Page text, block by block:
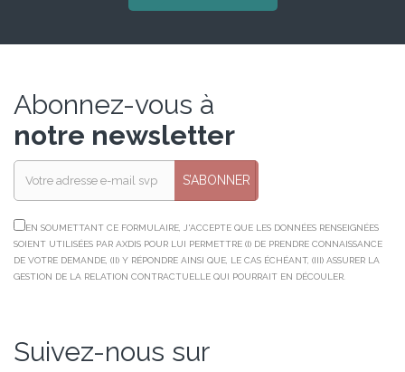
Abonnez-vous à
notre newsletter
S’ABONNER
EN SOUMETTANT CE FORMULAIRE, J'ACCEPTE QUE LES DONNÉES RENSEIGNÉES
SOIENT UTILISÉES PAR AXDIS POUR LUI PERMETTRE (I) DE PRENDRE CONNAISSANCE
DE VOTRE DEMANDE, (II) Y RÉPONDRE AINSI QUE, LE CAS ÉCHÉANT, (III) ASSURER LA
GESTION DE LA RELATION CONTRACTUELLE QUI POURRAIT EN DÉCOULER.
Suivez-nous sur